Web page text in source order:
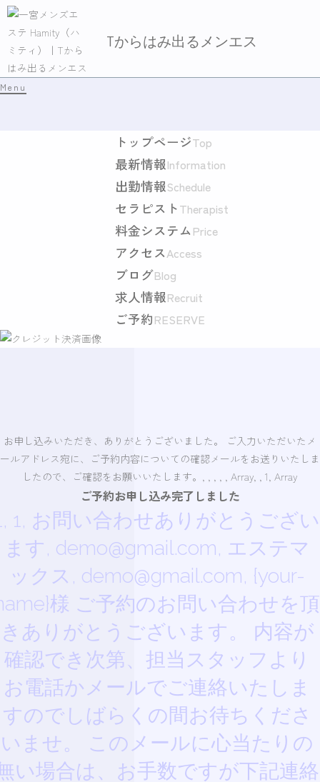
Tからはみ出るメンエス
Menu
トップページTop
最新情報Information
出勤情報Schedule
セラピストTherapist
料金システム Price
アクセスAccess
ブログBlog
求人情報Recruit
ご予約RESERVE
1, お問い合わせありがとうござい
ます, demo@gmail.com, エステマ
ックス, demo@gmail.com, {your-
様 ご予約のお問い合わせを頂
きありがとうございます。 内容が
確認でき次第、担当スタッフより
お電話かメールでご連絡いたしま
すのでしばらくの間お待ちくださ
いませ。 このメールに心当たりの
い場合は、お手数ですが下記連絡
ご予約お申し込み完了しました
お申し込みいただき、ありがとうございました。 ご入力いただいたメ
ールアドレス宛に、ご予約内容についての確認メールをお送りいたしま
したので、ご確認をお願いいたします。, , , , , Array, , 1, Array